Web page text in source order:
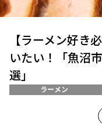
【ラーメン好き
いたい！「魚沼
選」
ラーメン